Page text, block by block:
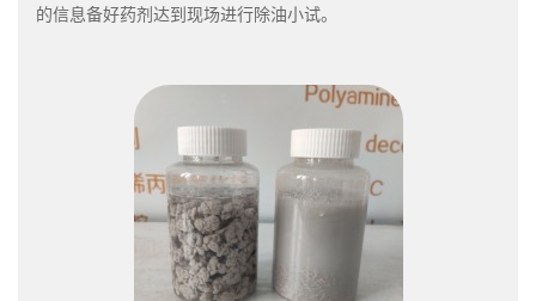
的信息备好药剂达到现场进行除油小试。